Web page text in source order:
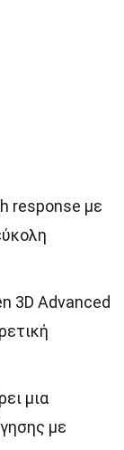
response με
3D Advanced
μια
με